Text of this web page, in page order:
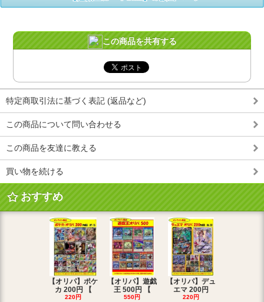
この商品を共有する
特定商取引法に基づく表記 (返品など)
この商品について問い合わせる
この商品を友達に教える
買い物を続ける
おすすめ
【オリパ】ポケ
カ 200円 【
220円
【オリパ】遊戯
王 500円 【
550円
【オリパ】デュ
エマ 200円
220円